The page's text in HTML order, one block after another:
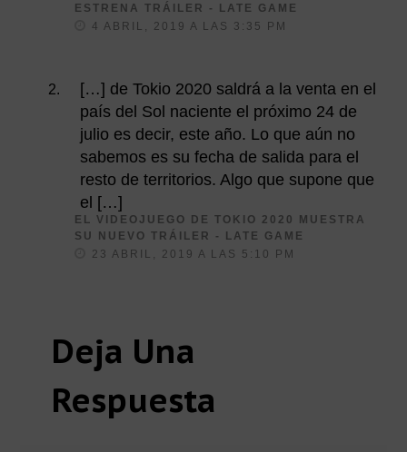
ESTRENA TRÁILER - LATE GAME
4 ABRIL, 2019 A LAS 3:35 PM
EL VIDEOJUEGO DE TOKIO 2020 MUESTRA
SU NUEVO TRÁILER - LATE GAME
23 ABRIL, 2019 A LAS 5:10 PM
[…] de Tokio 2020 saldrá a la venta en el
país del Sol naciente el próximo 24 de
julio es decir, este año. Lo que aún no
sabemos es su fecha de salida para el
resto de territorios. Algo que supone que
el […]
Deja Una
Respuesta